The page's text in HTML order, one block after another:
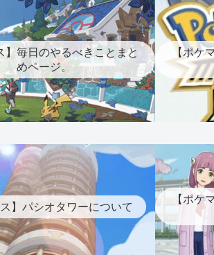
】毎日のやるべきことまと
めページ。
【ポケ
】パシオタワーについて
【ポケ